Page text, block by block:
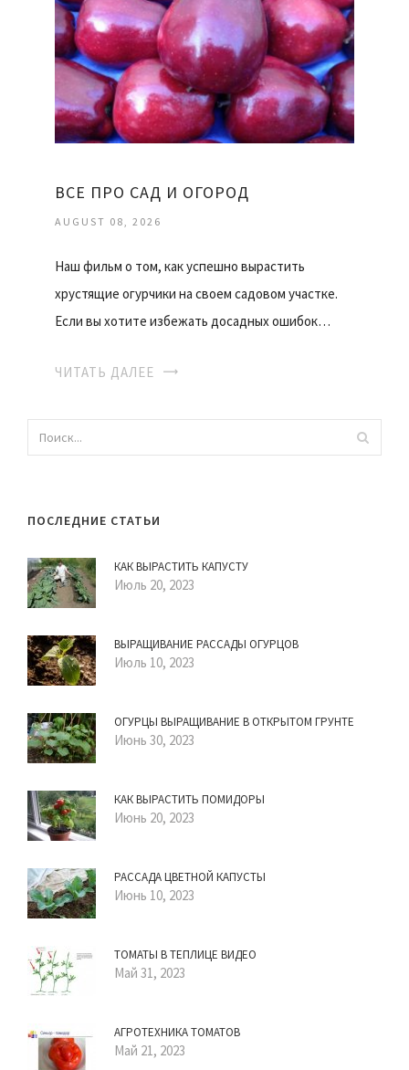
ВСЕ ПРО САД И ОГОРОД
AUGUST 08, 2026
Наш фильм о том, как успешно вырастить
хрустящие огурчики на своем садовом участке.
Если вы хотите избежать досадных ошибок…
ЧИТАТЬ ДАЛЕЕ
ПОСЛЕДНИЕ СТАТЬИ
КАК ВЫРАСТИТЬ КАПУСТУ
Июль 20, 2023
ВЫРАЩИВАНИЕ РАССАДЫ ОГУРЦОВ
Июль 10, 2023
ОГУРЦЫ ВЫРАЩИВАНИЕ В ОТКРЫТОМ ГРУНТЕ
Июнь 30, 2023
КАК ВЫРАСТИТЬ ПОМИДОРЫ
Июнь 20, 2023
РАССАДА ЦВЕТНОЙ КАПУСТЫ
Июнь 10, 2023
ТОМАТЫ В ТЕПЛИЦЕ ВИДЕО
Май 31, 2023
АГРОТЕХНИКА ТОМАТОВ
Май 21, 2023